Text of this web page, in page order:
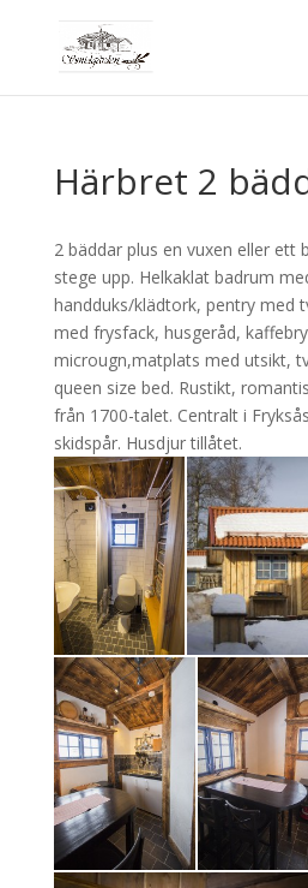
Härbret 2
2 bäddar plus en vuxen eller ett
stege upp. Helkaklat badrum
handduks/klädtork, pentry med
med frysfack, husgeråd,
microugn,matplats med utsikt,
queen size bed. Rustikt,
från 1700-talet. Centralt i
skidspår. Husdjur tillåtet.